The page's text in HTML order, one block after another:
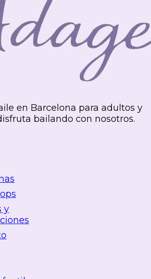
en Barcelona para adultos y
bailando con nosotros.
y